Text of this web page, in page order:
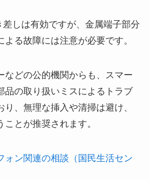
しは有効ですが、金属端子部分
る故障には注意が必要です。
などの公的機関からも、スマー
品の取り扱いミスによるトラブ
り、無理な挿入や清掃は避け、
とが推奨されます。
ォン関連の相談（国民生活セン